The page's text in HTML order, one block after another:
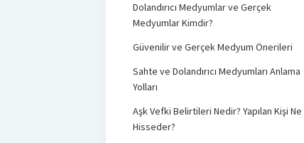
Dolandırıcı Medyumlar ve Gerçek
Medyumlar Kimdir?
Güvenilir ve Gerçek Medyum Önerileri
Sahte ve Dolandırıcı Medyumları Anlama
Yolları
Aşk Vefki Belirtileri Nedir? Yapılan Kişi Ne
Hisseder?